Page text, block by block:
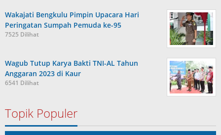
Wakajati Bengkulu Pimpin Upacara Hari
Peringatan Sumpah Pemuda ke-95
7525 Dilihat
Wagub Tutup Karya Bakti TNI-AL Tahun
Anggaran 2023 di Kaur
6541 Dilihat
Topik Populer